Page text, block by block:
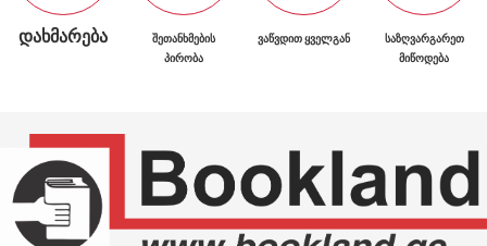
ᲓᲐᲮᲛᲐᲠᲔᲑᲐ
ᲨᲔᲗᲐᲜᲮᲛᲔᲑᲘᲡ
ᲞᲘᲠᲝᲑᲐ
ᲕᲐᲬᲕᲓᲘᲗ ᲧᲕᲔᲚᲒᲐᲜ
ᲡᲐᲖᲦᲕᲐᲠᲒᲐᲠᲔᲗ
ᲛᲘᲬᲝᲓᲔᲑᲐ